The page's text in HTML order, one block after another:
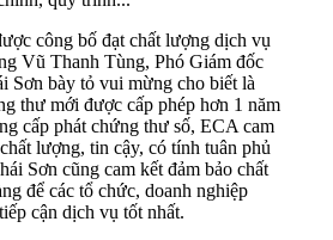
công bố đạt chất lượng dịch vụ
Vũ Thanh Tùng, Phó Giám đốc
Sơn bày tỏ vui mừng cho biết là
thư mới được cấp phép hơn 1 năm
cấp phát chứng thư số, ECA cam
lượng, tin cậy, có tính tuân phủ
Sơn cũng cam kết đảm bảo chất
để các tổ chức, doanh nghiệp
cận dịch vụ tốt nhất.